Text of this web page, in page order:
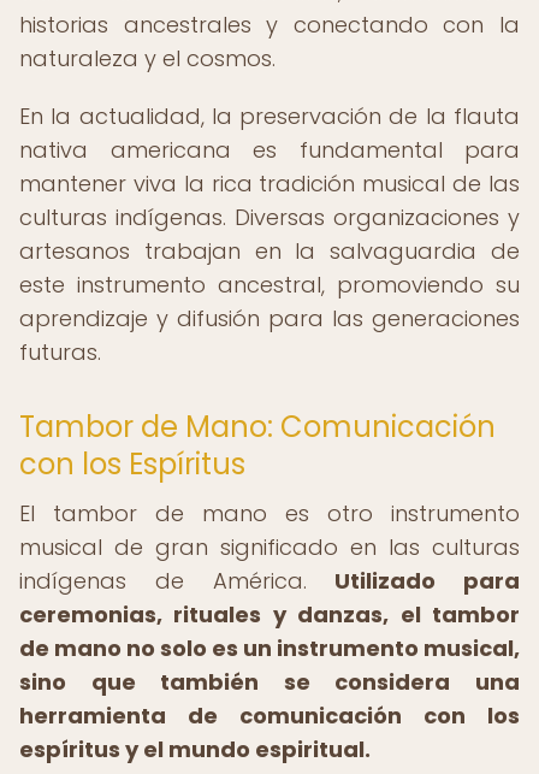
historias ancestrales y conectando con la
naturaleza y el cosmos.
En la actualidad, la preservación de la flauta
nativa americana es fundamental para
mantener viva la rica tradición musical de las
culturas indígenas. Diversas organizaciones y
artesanos trabajan en la salvaguardia de
este instrumento ancestral, promoviendo su
aprendizaje y difusión para las generaciones
futuras.
Tambor de Mano: Comunicación
con los Espíritus
El tambor de mano es otro instrumento
musical de gran significado en las culturas
indígenas de América. Utilizado para
ceremonias, rituales y danzas, el tambor
de mano no solo es un instrumento musical,
sino que también se considera una
herramienta de comunicación con los
espíritus y el mundo espiritual.